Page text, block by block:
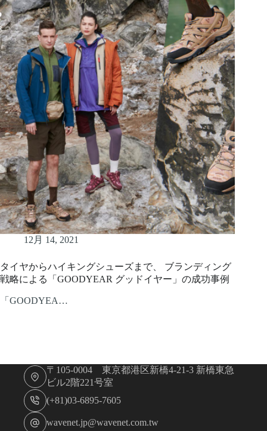
12月 14, 2021
タイヤからハイキングシューズまで、 ブランディング
戦略による「GOODYEAR グッドイヤー」の成功事例
「GOODYEA…
〒105-0004 東京都港区新橋4-21-3 新橋東急
ビル2階221号室
(+81)03-6895-7605
wavenet.jp@wavenet.com.tw